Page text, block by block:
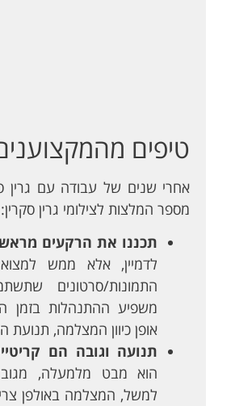
טיפים
אחרי שנים של עבודה עם גרין
מספר המלצות לצילומי גרין סקרין:
תכננו את הרקעים מראש
לדמיין, אלא ממש
התמונות/סרטונים
משפיע ההתנהלות בזמן
אופן כיוון המצלמה, תנועת
תנועה וגובה הם
למשל, המצלמה באולפן